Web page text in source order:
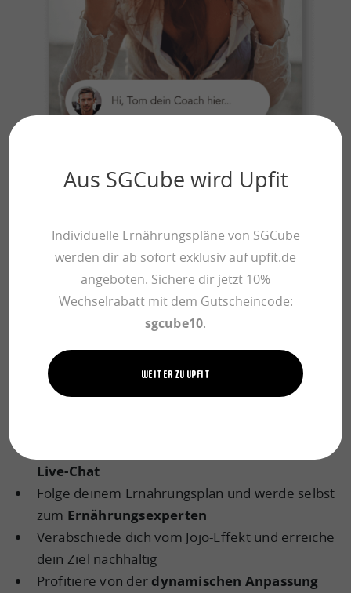
Nicht nur deinem Ernährungsplan folgen,
sondern auch verstehen, was du isst
Live-Chat
Folge deinem Ernährungsplan und werde selbst
zum Ernährungsexperten
Verabschiede dich vom Jojo-Effekt und erreiche
dein Ziel nachhaltig
Profitiere von der dynamischen Anpassung
Aus SGCube wird Upfit
Individuelle Ernährungspläne von SGCube
werden dir ab sofort exklusiv auf upfit.de
angeboten. Sichere dir jetzt 10%
Wechselrabatt mit dem Gutscheincode:
sgcube10.
WEITER ZU UPFIT